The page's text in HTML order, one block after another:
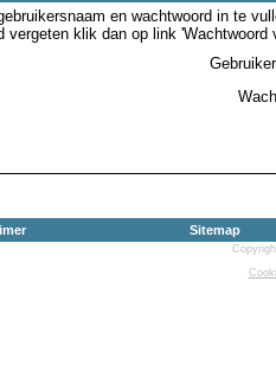
en wachtwoord in te
vergeten klik dan op link 'Wachtwoord
Sitemap